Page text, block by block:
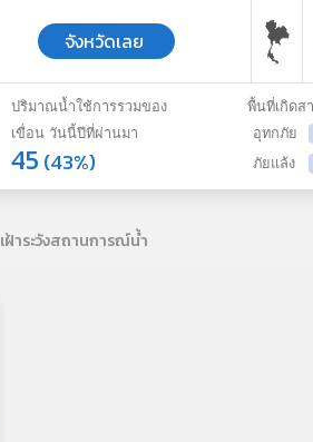
จังหวัดเลย
ปริมาณน้ำใช้การรวมของ
เขื่อน วันนี้ปีที่ผ่านมา
45 (43%)
พื้นที่เกิดส
อุทกภัย
ภัยแล้ง
เฝ้าระวังสถานการณ์น้ำ